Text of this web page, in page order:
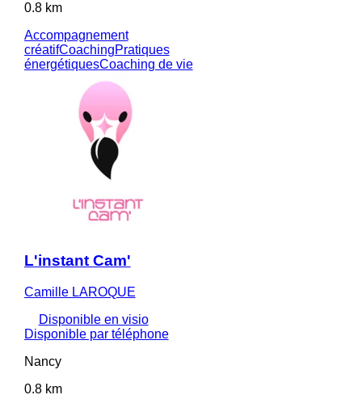
0.8 km
Accompagnement
créatifCoachingPratiques
énergétiquesCoaching de vie
L'instant Cam'
Camille LAROQUE
Disponible en visio
Disponible par téléphone
Nancy
0.8 km